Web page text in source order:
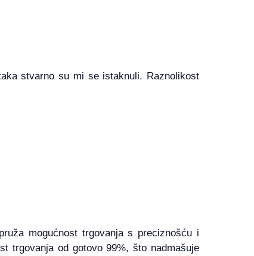
stvarno su mi se istaknuli. Raznolikost
mogućnost trgovanja s preciznošću i
trgovanja od gotovo 99%, što nadmašuje